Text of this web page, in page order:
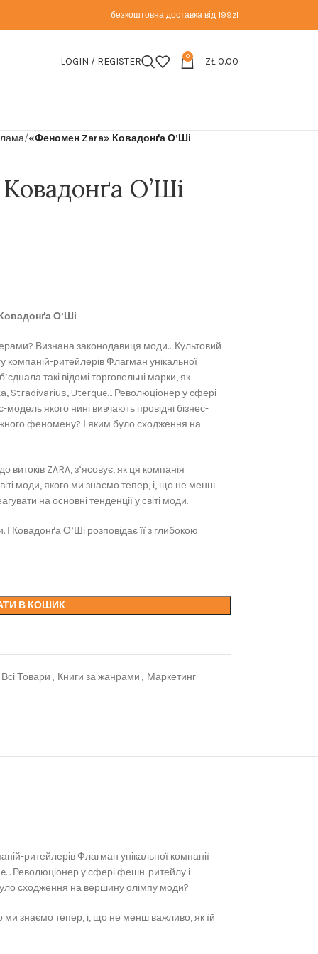
безкоштовна доставка від 199zl
LOGIN / REGISTER 0 ZŁ0.00
«Феномен Zara» Ковадонґа О’Ші
О’Ші
О’Ші
Визнана законодавиця моди… Культовий
компаній-ритейлерів Флагман унікальної
такі відомі торговельні марки, як
Stradivarius, Uterque… Революціонер у сфері
якого нині вивчають провідні бізнес-
феномену? І яким було сходження на
витоків ZARA, з’ясовує, як ця компанія
моди, якого ми знаємо тепер, і, що не менш
на основні тенденції у світі моди.
І Ковадонґа О’Ші розповідає її з глибокою
В КОШИК
Всі Товари , Книги за жанрами , Маркетинг.
ритейлерів Флагман унікальної компанії
Революціонер у сфері фешн-ритейлу і
сходження на вершину олімпу моди?
ми знаємо тепер, і, що не менш важливо, як їй